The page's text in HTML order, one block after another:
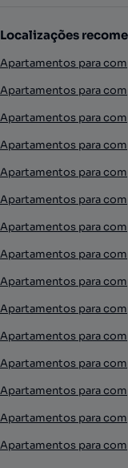
Localizações
Apartamentos para
Apartamentos para
Apartamentos para
Apartamentos para
Apartamentos para
Apartamentos para
Apartamentos para
Apartamentos para
Apartamentos para
Apartamentos para
Apartamentos para
Apartamentos para
Apartamentos para
Apartamentos para
Apartamentos para